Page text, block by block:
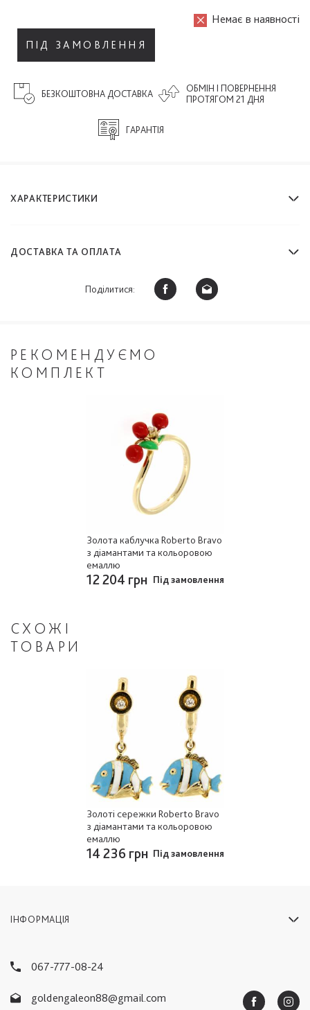
Немає в наявності
ПІД ЗАМОВЛЕННЯ
ОБМІН І ПОВЕРНЕННЯ
ПРОТЯГОМ 21 ДНЯ
ГАРАНТІЯ
БЕЗКОШТОВНА ДОСТАВКА
ХАРАКТЕРИСТИКИ
ДОСТАВКА ТА ОПЛАТА
Поділитися:
РЕКОМЕНДУЄМО
КОМПЛЕКТ
Золота каблучка Roberto Bravo
з діамантами та кольоровою
емаллю
12 204 грн Під замовлення
СХОЖІ
ТОВАРИ
Золоті сережки Roberto Bravo
з діамантами та кольоровою
емаллю
14 236 грн Під замовлення
ІНФОРМАЦІЯ
067-777-08-24
goldengaleon88@gmail.com